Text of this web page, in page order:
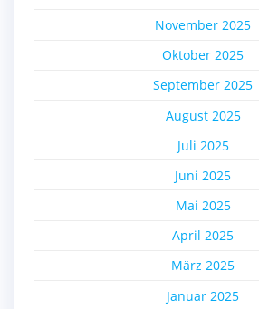
November 2025
Oktober 2025
September 2025
August 2025
Juli 2025
Juni 2025
Mai 2025
April 2025
März 2025
Januar 2025